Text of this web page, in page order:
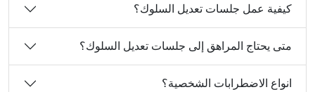
كيفية عمل جلسات تعديل السلوك؟
متى يحتاج المراهق إلى جلسات تعديل السلوك؟
انواع الاضطرابات الشخصية؟